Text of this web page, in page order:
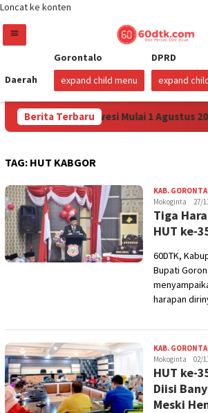
Loncat ke konten
Daerah
Gorontalo
expand child menu
DPRD
expand
Berita Terbaru
di Sulawesi Mulai 1 Agustus 2026
TAG: HUT KABGOR
KAB.
Mokoginta
27/
Tiga
HUT ke-
60DTK,
Bupati
harapan
KAB.
Mokoginta
02/
HUT ke-
Diisi
Meski